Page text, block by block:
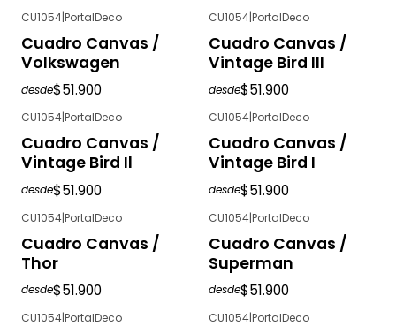
CU1054|PortalDeco
Cuadro Canvas /
Volkswagen
desde$51.900
CU1054|PortalDeco
Cuadro Canvas /
Vintage Bird Ill
desde$51.900
CU1054|PortalDeco
Cuadro Canvas /
Vintage Bird Il
desde$51.900
CU1054|PortalDeco
Cuadro Canvas /
Vintage Bird I
desde$51.900
CU1054|PortalDeco
Cuadro Canvas /
Thor
desde$51.900
CU1054|PortalDeco
Cuadro Canvas /
Superman
desde$51.900
CU1054|PortalDeco CU1054|PortalDeco